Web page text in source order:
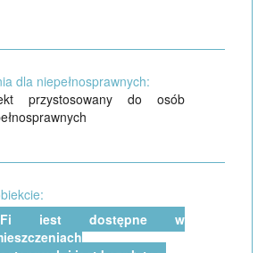
dla niepełnosprawnych:
przystosowany do osób
Fi jest dostępne w